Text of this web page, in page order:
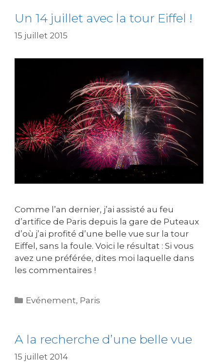
Un 14 juillet avec la tour Eiffel !
15 juillet 2015
Comme l’an dernier, j’ai assisté au feu
d’artifice de Paris depuis la gare de Puteaux
d’où j’ai profité d’une belle vue sur la tour
Eiffel, sans la foule. Voici le résultat : Si vous
avez une préférée, dites moi laquelle dans
les commentaires !
Catégories
Evénement, Paris
A la recherche d’une belle vue
15 juillet 2014